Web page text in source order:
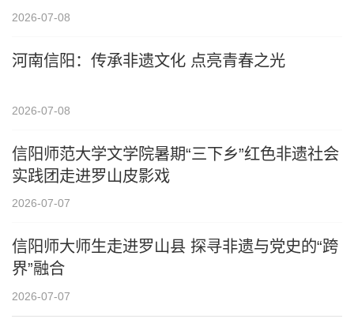
2026-07-08
河南信阳：传承非遗文化 点亮青春之光
2026-07-08
信阳师范大学文学院暑期“三下乡”红色非遗社会
实践团走进罗山皮影戏
2026-07-07
信阳师大师生走进罗山县 探寻非遗与党史的“跨
界”融合
2026-07-07